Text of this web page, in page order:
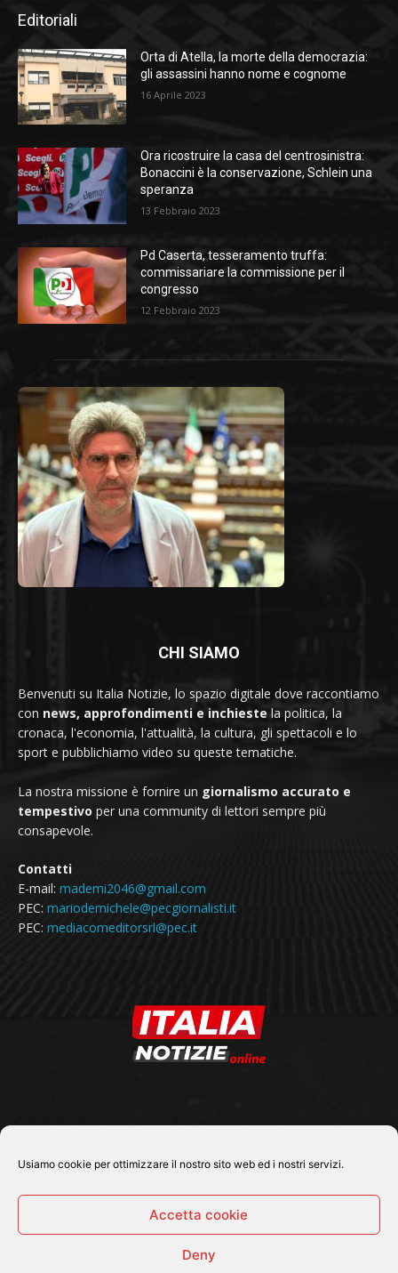
Usiamo cookie per ottimizzare il nostro sito web ed i nostri servizi.
Accetta cookie
Deny
Editoriali
Orta di Atella, la morte della democrazia:
gli assassini hanno nome e cognome
16 Aprile 2023
Ora ricostruire la casa del centrosinistra:
Bonaccini è la conservazione, Schlein una
speranza
13 Febbraio 2023
Pd Caserta, tesseramento truffa:
commissariare la commissione per il
congresso
12 Febbraio 2023
CHI SIAMO
Benvenuti su Italia Notizie, lo spazio digitale dove raccontiamo
con news, approfondimenti e inchieste la politica, la
cronaca, l'economia, l'attualità, la cultura, gli spettacoli e lo
sport e pubblichiamo video su queste tematiche.
La nostra missione è fornire un giornalismo accurato e
tempestivo per una community di lettori sempre più
consapevole.
Contatti
E-mail: mademi2046@gmail.com
PEC: mariodemichele@pecgiornalisti.it
PEC: mediacomeditorsrl@pec.it
SEGUICI SU
© 2026 Tutti i diritti riservati - Italia Notizie .online |